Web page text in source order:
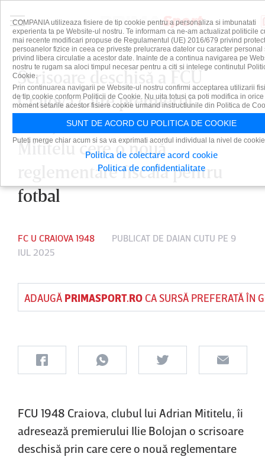
Scrisoare deschisă a FCU
Craiova către premierul
Bolojan. Clubul lui Adrian
Mititelu cere o nouă
reglementare fiscală pentru
fotbal
FC U CRAIOVA 1948 PUBLICAT DE DAIAN CUTU PE 9
IUL 2025
ADAUGĂ PRIMASPORT.ROCA SURSĂ PREFERATĂ ÎN
FCU 1948 Craiova, clubul lui Adrian Mititelu, îi
adresează premierului Ilie Bolojan o scrisoare
deschisă prin care cere o nouă reglementare
COMPANIA utilizeaza fisiere de tip cookie pentru a personaliza si imbunatati
experienta ta pe Website-ul nostru. Te informam ca ne-am actualizat politicile
mai recente modificari propuse de Regulamentul (UE) 2016/679 privind
persoanelor fizice in ceea ce priveste prelucrarea datelor cu caracter personal
privind libera circulatie a acestor date. Inainte de a continua navigarea pe
nostru te rugam sa aloci timpul necesar pentru a citi si intelege continutul
Cookie.
Prin continuarea navigarii pe Website-ul nostru confirmi acceptarea utilizarii
de tip cookie conform Politicii de Cookie. Nu uita totusi ca poti modifica in orice
moment setarile acestor fisiere cookie urmand instructiunile din Politica de
SUNT DE ACORD CU POLITICA DE COOKIE
Puteti merge chiar acum si sa va exprimati acordul individual la nivel de
Politica de colectare acord cookie
Politica de confidentialitate